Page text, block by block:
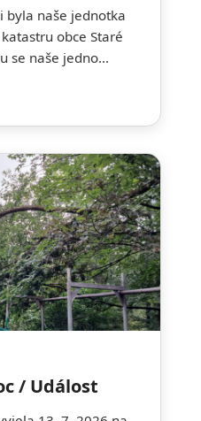
byla naše jednotka
obce Staré
se naše jedno...
/ Událost